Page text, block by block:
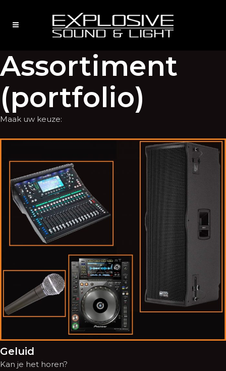
Assortiment
(portfolio)
Maak uw keuze:
Geluid
Kan je het horen?